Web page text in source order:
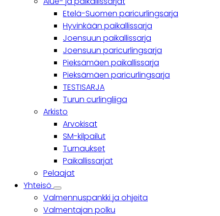
Etelä-Suomen paricurlingsarja
Hyvinkään paikallissarja
Joensuun paikallissarja
Joensuun paricurlingsarja
Pieksämäen paikallissarja
Pieksämäen paricurlingsarja
TESTISARJA
Turun curlingliiga
Arkisto
Arvokisat
SM-kilpailut
Turnaukset
Paikallissarjat
Pelaajat
Yhteisö
Yhteisö
sub-
navigation
Valmennuspankki ja ohjeita
Valmentajan polku